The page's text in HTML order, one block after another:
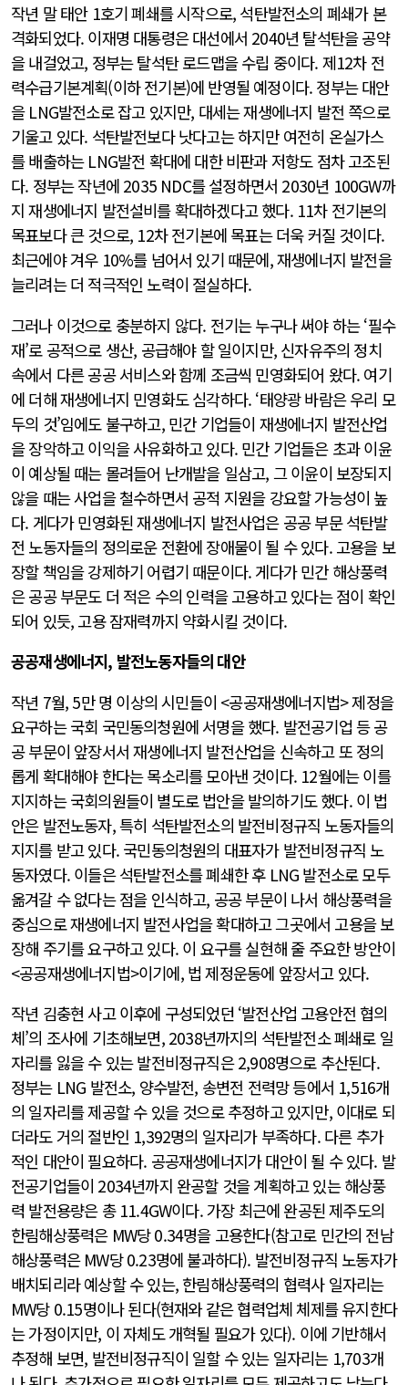
작년 말 태안 1호기 폐쇄를 시작으로, 석탄발전소의 폐쇄가 본
격화되었다. 이재명 대통령은 대선에서 2040년 탈석탄을 공약
을 내걸었고, 정부는 탈석탄 로드맵을 수립 중이다. 제12차 전
력수급기본계획(이하 전기본)에 반영될 예정이다. 정부는 대안
을 LNG발전소로 잡고 있지만, 대세는 재생에너지 발전 쪽으로
기울고 있다. 석탄발전보다 낫다고는 하지만 여전히 온실가스
를 배출하는 LNG발전 확대에 대한 비판과 저항도 점차 고조된
다. 정부는 작년에 2035 NDC를 설정하면서 2030년 100GW까
지 재생에너지 발전설비를 확대하겠다고 했다. 11차 전기본의
목표보다 큰 것으로, 12차 전기본에 목표는 더욱 커질 것이다.
최근에야 겨우 10%를 넘어서 있기 때문에, 재생에너지 발전을
늘리려는 더 적극적인 노력이 절실하다.
그러나 이것으로 충분하지 않다. 전기는 누구나 써야 하는 ‘필수
재’로 공적으로 생산, 공급해야 할 일이지만, 신자유주의 정치
속에서 다른 공공 서비스와 함께 조금씩 민영화되어 왔다. 여기
에 더해 재생에너지 민영화도 심각하다. ‘태양광 바람은 우리 모
두의 것’임에도 불구하고, 민간 기업들이 재생에너지 발전산업
을 장악하고 이익을 사유화하고 있다. 민간 기업들은 초과 이윤
이 예상될 때는 몰려들어 난개발을 일삼고, 그 이윤이 보장되지
않을 때는 사업을 철수하면서 공적 지원을 강요할 가능성이 높
다. 게다가 민영화된 재생에너지 발전사업은 공공 부문 석탄발
전 노동자들의 정의로운 전환에 장애물이 될 수 있다. 고용을 보
장할 책임을 강제하기 어렵기 때문이다. 게다가 민간 해상풍력
은 공공 부문도 더 적은 수의 인력을 고용하고 있다는 점이 확인
되어 있듯, 고용 잠재력까지 약화시킬 것이다.
공공재생에너지, 발전노동자들의 대안
작년 7월, 5만 명 이상의 시민들이 <공공재생에너지법> 제정을
요구하는 국회 국민동의청원에 서명을 했다. 발전공기업 등 공
공 부문이 앞장서서 재생에너지 발전산업을 신속하고 또 정의
롭게 확대해야 한다는 목소리를 모아낸 것이다. 12월에는 이를
지지하는 국회의원들이 별도로 법안을 발의하기도 했다. 이 법
안은 발전노동자, 특히 석탄발전소의 발전비정규직 노동자들의
지지를 받고 있다. 국민동의청원의 대표자가 발전비정규직 노
동자였다. 이들은 석탄발전소를 폐쇄한 후 LNG 발전소로 모두
옮겨갈 수 없다는 점을 인식하고, 공공 부문이 나서 해상풍력을
중심으로 재생에너지 발전사업을 확대하고 그곳에서 고용을 보
장해 주기를 요구하고 있다. 이 요구를 실현해 줄 주요한 방안이
<공공재생에너지법>이기에, 법 제정운동에 앞장서고 있다.
작년 김충현 사고 이후에 구성되었던 ‘발전산업 고용안전 협의
체’의 조사에 기초해보면, 2038년까지의 석탄발전소 폐쇄로 일
자리를 잃을 수 있는 발전비정규직은 2,908명으로 추산된다.
정부는 LNG 발전소, 양수발전, 송변전 전력망 등에서 1,516개
의 일자리를 제공할 수 있을 것으로 추정하고 있지만, 이대로 되
더라도 거의 절반인 1,392명의 일자리가 부족하다. 다른 추가
적인 대안이 필요하다. 공공재생에너지가 대안이 될 수 있다. 발
전공기업들이 2034년까지 완공할 것을 계획하고 있는 해상풍
력 발전용량은 총 11.4GW이다. 가장 최근에 완공된 제주도의
한림해상풍력은 MW당 0.34명을 고용한다(참고로 민간의 전남
해상풍력은 MW당 0.23명에 불과하다). 발전비정규직 노동자가
배치되리라 예상할 수 있는, 한림해상풍력의 협력사 일자리는
MW당 0.15명이나 된다(현재와 같은 협력업체 체제를 유지한다
는 가정이지만, 이 자체도 개혁될 필요가 있다). 이에 기반해서
추정해 보면, 발전비정규직이 일할 수 있는 일자리는 1,703개